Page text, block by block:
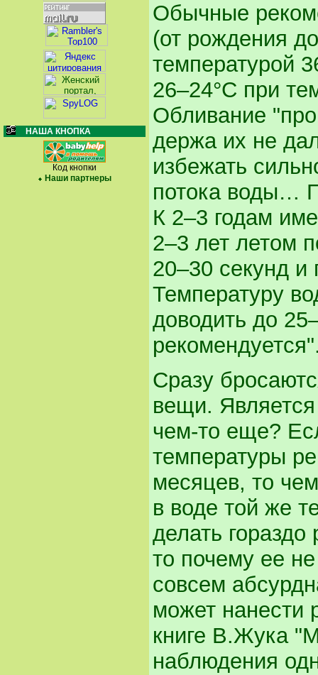
НАША КНОПКА
Код кнопки
Наши партнеры
Обычные
(от рождения
температурой
26–24°С при
Обливание
держа их не
избежать
потока воды…
К 2–3 годам
2–3 лет летом
20–30 секунд и
Температуру
доводить до
Сразу
вещи.
чем-то еще?
температуры
месяцев, то
в воде той же
делать
то почему ее
совсем
может нанести
книге В.Жука
наблюдения